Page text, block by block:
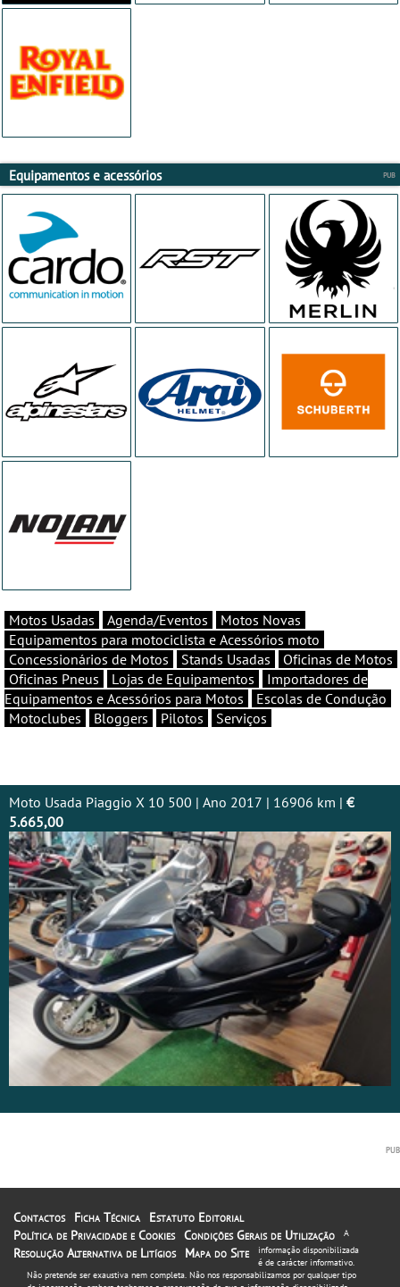
Equipamentos e acessórios
Motos Usadas Agenda/Eventos
Motos Novas
Equipamentos para motociclista e Acessórios moto
Concessionários de Motos
Stands Usadas
Oficinas de Motos
Oficinas Pneus
Lojas de Equipamentos
Importadores de
Equipamentos e Acessórios para Motos
Escolas de Condução
Motoclubes
Bloggers Pilotos Serviços
Moto Usada Piaggio X 10 500 | Ano 2017 | 16906 km | €
5.665,00
Contactos Ficha Técnica
Estatuto Editorial
Política de Privacidade e Cookies Condições Gerais de Utilização
Resolução Alternativa de Litígios
Mapa do Site
A
informação disponibilizada
é de carácter informativo.
Não pretende ser exaustiva nem completa. Não nos responsabilizamos por qualquer tipo